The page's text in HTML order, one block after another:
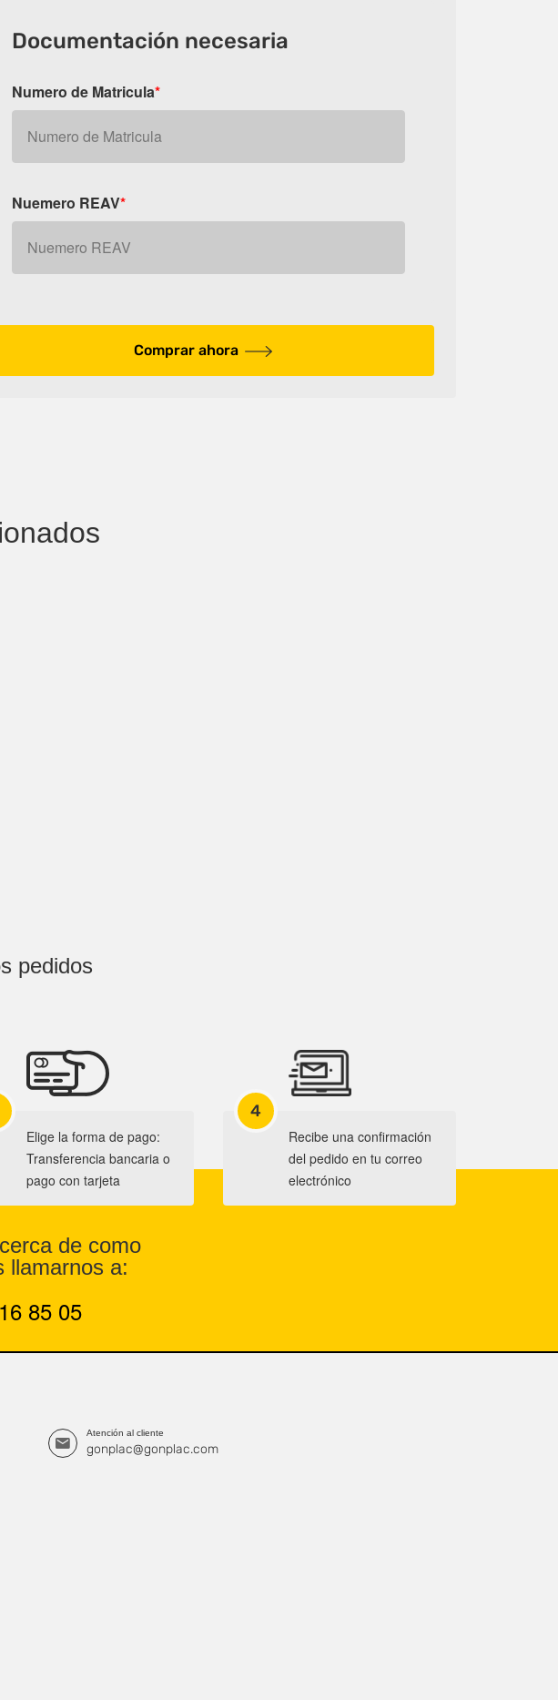
Documentación necesaria
Numero de Matricula*
Nuemero REAV*
Comprar ahora
pedidos
Elige la forma de pago:
Transferencia bancaria o
pago con tarjeta
4
Recibe una confirmación
del pedido en tu correo
electrónico
de como
llamarnos a:
85 05
Atención al cliente
gonplac@gonplac.com